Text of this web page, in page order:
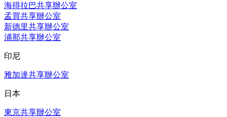
海得拉巴共享辦公室
孟買共享辦公室
新德里共享辦公室
浦那共享辦公室
印尼
雅加達共享辦公室
日本
東京共享辦公室